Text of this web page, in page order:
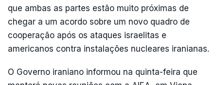
que ambas as partes estão muito próximas de
chegar a um acordo sobre um novo quadro de
cooperação após os ataques israelitas e
americanos contra instalações nucleares iranianas.
O Governo iraniano informou na quinta-feira que